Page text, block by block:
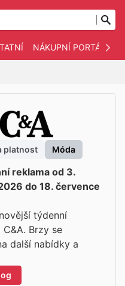
NÁKUPNÍ PORTÁLY
platnost Móda
reklama od 3.
do 18. července
týdenní
Brzy se
další nabídky a